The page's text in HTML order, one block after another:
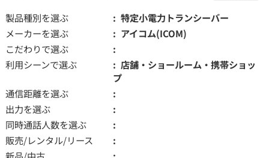
製品種別を選ぶ
特定小電力トランシーバー
メーカーを選ぶ
アイコム(ICOM)
こだわりで選ぶ
利用シーンで選ぶ
店舗・ショールーム・携帯ショッ
プ
通信距離を選ぶ
出力を選ぶ
同時通話人数を選ぶ
販売/レンタル/リース